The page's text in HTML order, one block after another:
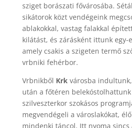
sziget borászati fővárosába.
sikátorok közt vendégeink
ablakokkal, vastag falakkal
kilátást, és zárásként ittunk egy-
amely csakis a szigeten termő
vrbniki fehérbor.
Vrbnikből Krkvárosba
után a főtéren
szilveszterkor szokásos
megvendégeli a városlakókat,
mindenki táncol. Itt nyoma sincs